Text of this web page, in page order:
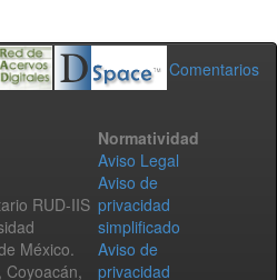
Comentarios
RUD-IIS
México.
Coyoacán,
Normatividad
Aviso Legal
Aviso de
privacidad
simplificado
Aviso de
privacidad